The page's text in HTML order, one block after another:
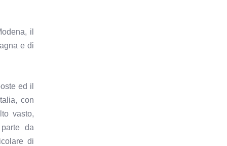
il
e di
ed il
con
vasto,
da
di